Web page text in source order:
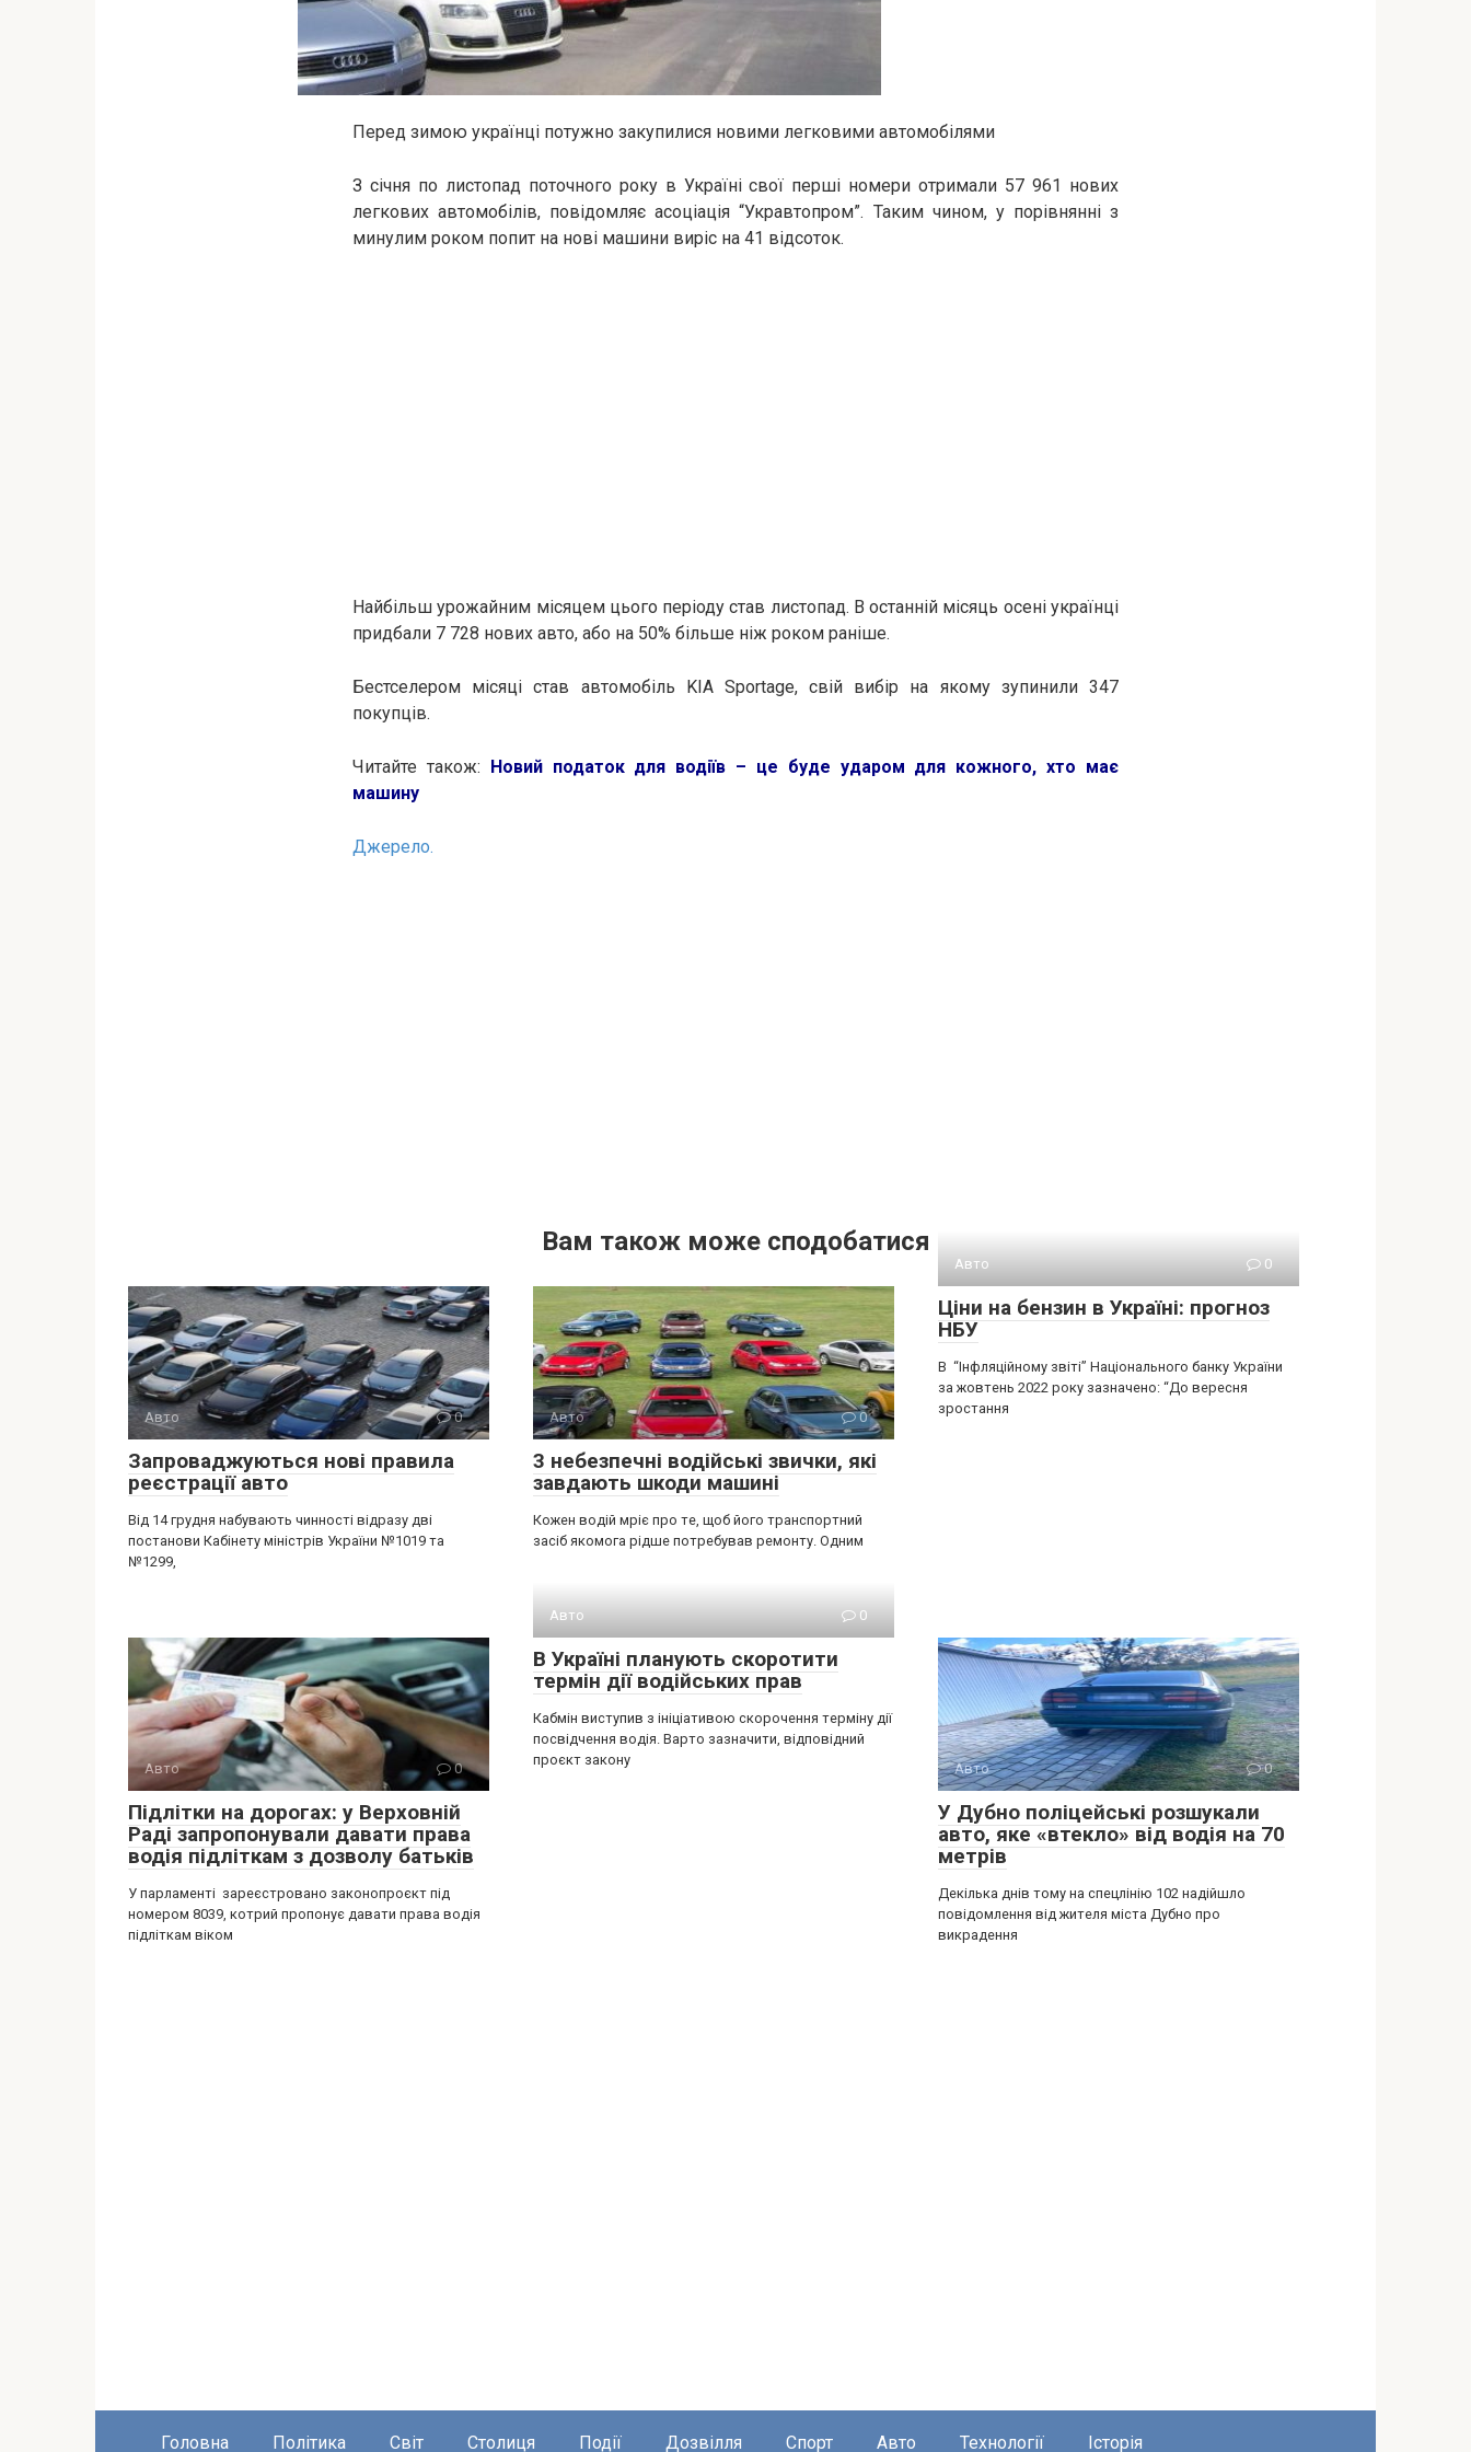
Перед зимою українці потужно закупилися новими легковими автомобілями
З січня по листопад поточного року в Україні свої перші номери отримали 57 961 нових
легкових автомобілів, повідомляє асоціація “Укравтопром”. Таким чином, у порівнянні з
минулим роком попит на нові машини виріс на 41 відсоток.
Найбільш урожайним місяцем цього періоду став листопад. В останній місяць осені українці
придбали 7 728 нових авто, або на 50% більше ніж роком раніше.
Бестселером місяці став автомобіль KIA Sportage, свій вибір на якому зупинили 347
покупців.
Читайте також: Новий податок для водіїв – це буде ударом для кожного, хто має
машину
Джерело.
Вам також може сподобатися
Авто 0
Запроваджуються нові правила
реєстрації авто
Від 14 грудня набувають чинності відразу дві
постанови Кабінету міністрів України №1019 та
№1299,
Авто 0
3 небезпечні водійські звички, які
завдають шкоди машині
Кожен водій мріє про те, щоб його транспортний
засіб якомога рідше потребував ремонту. Одним
Авто 0
Ціни на бензин в Україні: прогноз
НБУ
В “Інфляційному звіті” Національного банку України
за жовтень 2022 року зазначено: “До вересня
зростання
Авто 0
Підлітки на дорогах: у Верховній
Раді запропонували давати права
водія підліткам з дозволу батьків
У парламенті зареєстровано законопроєкт під
номером 8039, котрий пропонує давати права водія
підліткам віком
Авто 0
В Україні планують скоротити
термін дії водійських прав
Кабмін виступив з ініціативою скорочення терміну дії
посвідчення водія. Варто зазначити, відповідний
проєкт закону
Авто 0
У Дубно поліцейські розшукали
авто, яке «втекло» від водія на 70
метрів
Декілька днів тому на спецлінію 102 надійшло
повідомлення від жителя міста Дубно про
викрадення
Головна Політика Світ Столиця Події Дозвілля Спорт Авто Технології Історія